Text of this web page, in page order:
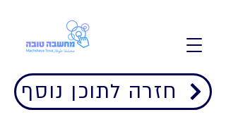
חזרה לתוכן נוסף